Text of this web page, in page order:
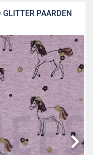
GLITTER PAARDEN